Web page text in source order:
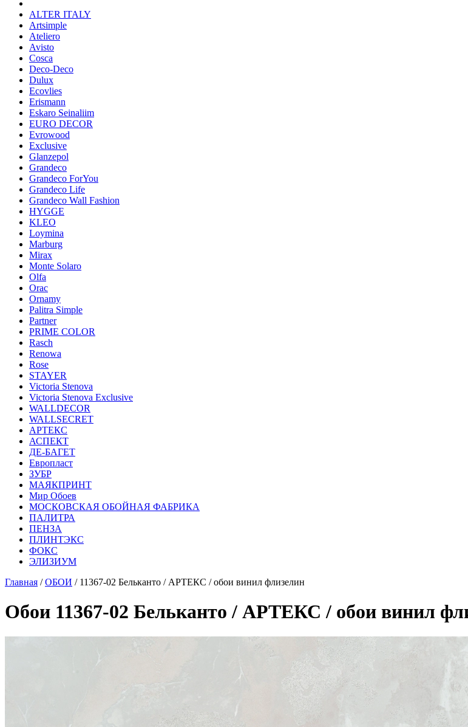
ALTER ITALY
Artsimple
Ateliero
Avisto
Cosca
Deco-Deco
Dulux
Ecovlies
Erismann
Eskaro Seinaliim
EURO DECOR
Evrowood
Exclusive
Glanzepol
Grandeco
Grandeco ForYou
Grandeco Life
Grandeco Wall Fashion
HYGGE
KLEO
Loymina
Marburg
Mirax
Monte Solaro
Olfa
Orac
Ornamy
Palitra Simple
Partner
PRIME COLOR
Rasch
Renowa
Rose
STAYER
Victoria Stenova
Victoria Stenova Exclusive
WALLDECOR
WALLSECRET
АРТЕКС
АСПЕКТ
ДЕ-БАГЕТ
Европласт
ЗУБР
МАЯКПРИНТ
Мир Обоев
МОСКОВСКАЯ ОБОЙНАЯ ФАБРИКА
ПАЛИТРА
ПЕНЗА
ПЛИНТЭКС
ФОКС
ЭЛИЗИУМ
Главная /ОБОИ / 11367-02 Бельканто / АРТЕКС / обои винил флизелин
Обои 11367-02 Бельканто / АРТЕКС / обои винил